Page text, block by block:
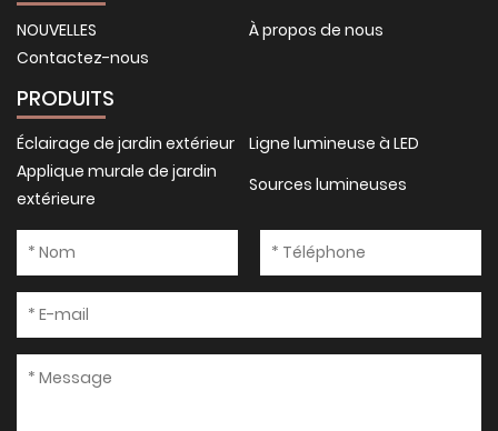
NOUVELLES
À propos de nous
Contactez-nous
PRODUITS
Éclairage de jardin extérieur
Ligne lumineuse à LED
Applique murale de jardin
extérieure
Sources lumineuses